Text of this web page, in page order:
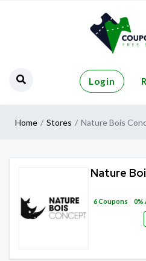
Login
Home Stores Nature Bois
Nature
6Coupons 0%